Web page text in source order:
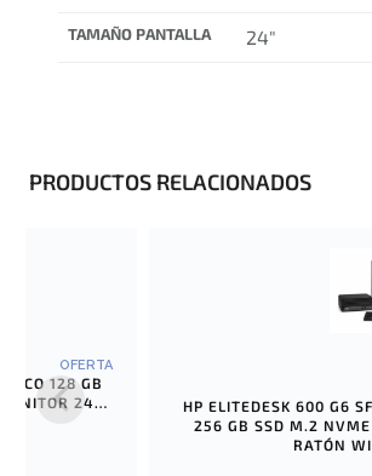
TAMAÑO PANTALLA 24"
PRODUCTOS RELACIONADOS
OFERTA
24″
HP ELITEDESK 600 G6
256 GB SSD M.2